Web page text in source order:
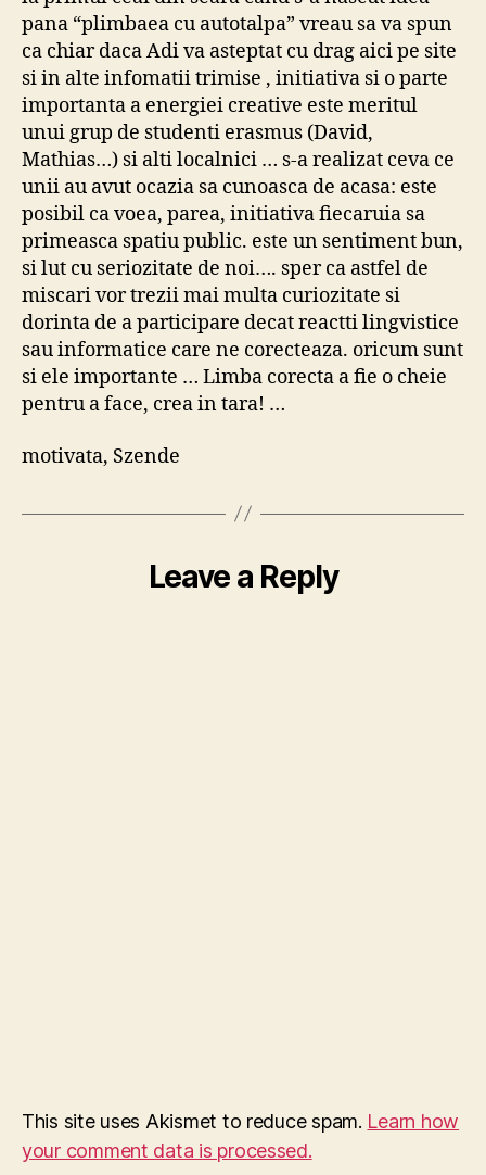
pana “plimbaea cu autotalpa” vreau sa va spun
ca chiar daca Adi va asteptat cu drag aici pe site
si in alte infomatii trimise , initiativa si o parte
importanta a energiei creative este meritul
unui grup de studenti erasmus (David,
Mathias…) si alti localnici … s-a realizat ceva ce
unii au avut ocazia sa cunoasca de acasa: este
posibil ca voea, parea, initiativa fiecaruia sa
primeasca spatiu public. este un sentiment bun,
si lut cu seriozitate de noi…. sper ca astfel de
miscari vor trezii mai multa curiozitate si
dorinta de a participare decat reactti lingvistice
sau informatice care ne corecteaza. oricum sunt
si ele importante … Limba corecta a fie o cheie
pentru a face, crea in tara! …
motivata, Szende
Leave a Reply
This site uses Akismet to reduce spam. Learn how
your comment data is processed.